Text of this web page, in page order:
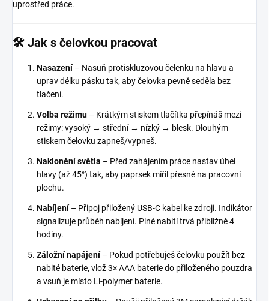
uprostřed práce.
🛠️ Jak s čelovkou pracovat
Nasazení – Nasuň protiskluzovou čelenku na hlavu a
uprav délku pásku tak, aby čelovka pevně seděla bez
tlačení.
Volba režimu – Krátkým stiskem tlačítka přepínáš mezi
režimy: vysoký → střední → nízký → blesk. Dlouhým
stiskem čelovku zapneš/vypneš.
Naklonění světla – Před zahájením práce nastav úhel
hlavy (až 45°) tak, aby paprsek mířil přesně na pracovní
plochu.
Nabíjení – Připoj přiložený USB-C kabel ke zdroji. Indikátor
signalizuje průběh nabíjení. Plné nabití trvá přibližně 4
hodiny.
Záložní napájení – Pokud potřebuješ čelovku použít bez
nabité baterie, vlož 3× AAA baterie do přiloženého pouzdra
a vsuň je místo Li-polymer baterie.